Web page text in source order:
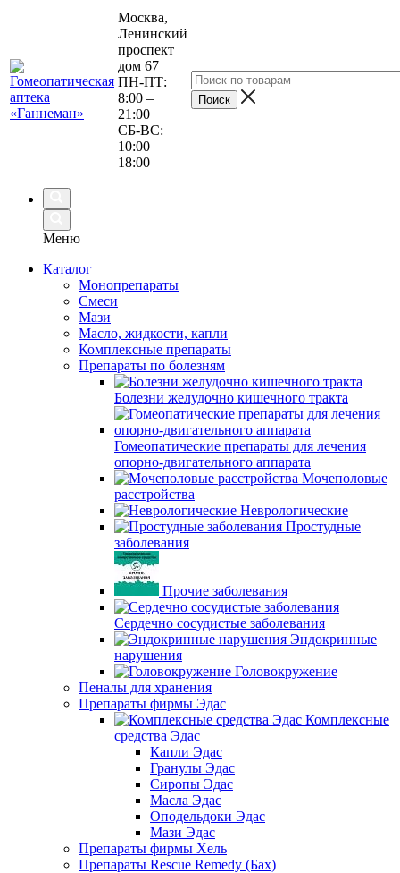
Москва,
Ленинский
проспект
дом 67
ПН-ПТ:
8:00 –
21:00
СБ-ВС:
10:00 –
18:00
Меню
Каталог
Монопрепараты
Смеси
Мази
Масло, жидкости, капли
Комплексные препараты
Препараты по болезням
Болезни желудочно кишечного тракта
Гомеопатические препараты для лечения
опорно-двигательного аппарата
Мочеполовые
расстройства
Неврологические
Простудные
заболевания
Прочие заболевания
Сердечно сосудистые заболевания
Эндокринные
нарушения
Головокружение
Пеналы для хранения
Препараты фирмы Эдас
Комплексные
средства Эдас
Капли Эдас
Гранулы Эдас
Сиропы Эдас
Масла Эдас
Оподельдоки Эдас
Мази Эдас
Препараты фирмы Хель
Препараты Rescue Remedy (Бах)